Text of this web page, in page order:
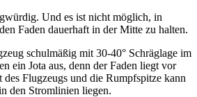
Und es ist nicht möglich, in
Faden dauerhaft in der Mitte zu halten.
schulmäßig mit 30-40° Schräglage im
ein Jota aus, denn der Faden liegt vor
des Flugzeugs und die Rumpfspitze kann
den Stromlinien liegen.